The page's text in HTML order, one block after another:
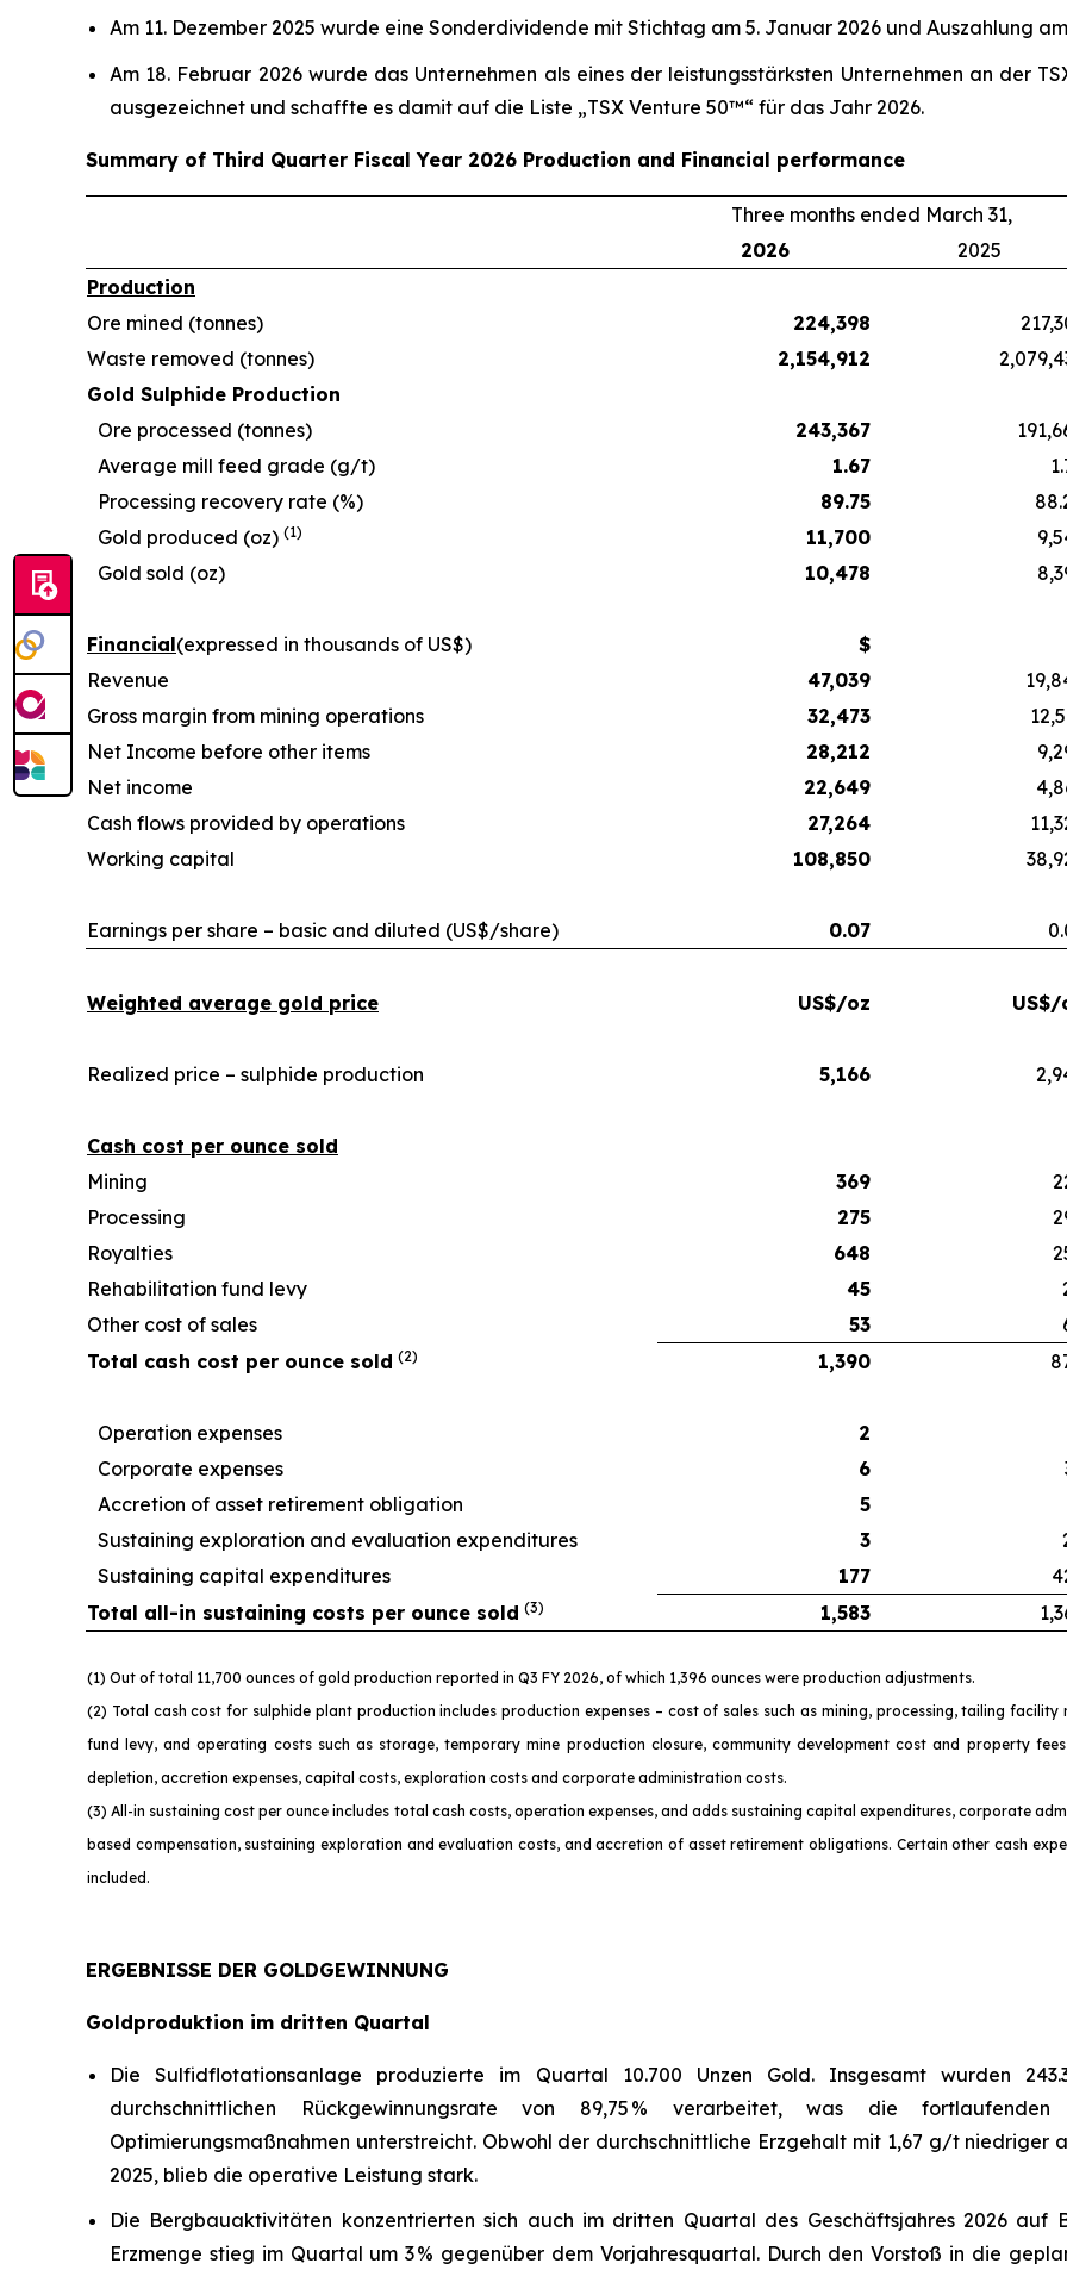
Am 11. Dezember 2025 wurde eine Sonderdividende mit Stichtag am 5. Januar 2026 und Auszahlung
Am 18. Februar 2026 wurde das Unternehmen als eines der leistungsstärksten Unternehmen an der
ausgezeichnet und schaffte es damit auf die Liste „TSX Venture 50™“ für das Jahr 2026.
Summary of Third Quarter Fiscal Year 2026 Production and Financial performance
Three months ended March 31,
2026
2025
Production
Ore mined (tonnes)
224,398
Waste removed (tonnes)
2,154,912
Gold Sulphide Production
Ore processed (tonnes)
243,367
Average mill feed grade (g/t)
1.67
Processing recovery rate (%)
89.75
Gold produced (oz) (1) 11,700
Gold sold (oz)
10,478
Financial(expressed in thousands of US$)
$
Revenue
47,039
Gross margin from mining operations
32,473
Net Income before other items
28,212
Net income
22,649
Cash flows provided by operations
27,264
Working capital
108,850
Earnings per share – basic and diluted (US$/share) 0.07
Weighted average gold price US$/oz US$/
Realized price – sulphide production 5,166
Cash cost per ounce sold
Mining
369
Processing
275
Royalties
648
Rehabilitation fund levy
45
Other cost of sales
53
Total cash cost per ounce sold (2) 1,390
Operation expenses
2
Corporate expenses
6
Accretion of asset retirement obligation
5
Sustaining exploration and evaluation expenditures
3
Sustaining capital expenditures
177
Total all-in sustaining costs per ounce sold (3) 1,583
(1) Out of total 11,700 ounces of gold production reported in Q3 FY 2026, of which 1,396 ounces were production adjustments.
(2) Total cash cost for sulphide plant production includes production expenses – cost of sales such as mining, processing, tailing
fund levy, and operating costs such as storage, temporary mine production closure, community development cost and property
depletion, accretion expenses, capital costs, exploration costs and corporate administration costs.
(3) All-in sustaining cost per ounce includes total cash costs, operation expenses, and adds sustaining capital expenditures, corporate
based compensation, sustaining exploration and evaluation costs, and accretion of asset retirement obligations. Certain other cash
included.
ERGEBNISSE DER GOLDGEWINNUNG
Goldproduktion im dritten Quartal
Die Sulfidflotationsanlage produzierte im Quartal 10.700 Unzen Gold. Insgesamt wurden
durchschnittlichen Rückgewinnungsrate von 89,75 % verarbeitet, was die
Optimierungsmaßnahmen unterstreicht. Obwohl der durchschnittliche Erzgehalt mit 1,67 g/t niedriger
2025, blieb die operative Leistung stark.
Die Bergbauaktivitäten konzentrierten sich auch im dritten Quartal des Geschäftsjahres 2026
Erzmenge stieg im Quartal um 3 % gegenüber dem Vorjahresquartal. Durch den Vorstoß in die